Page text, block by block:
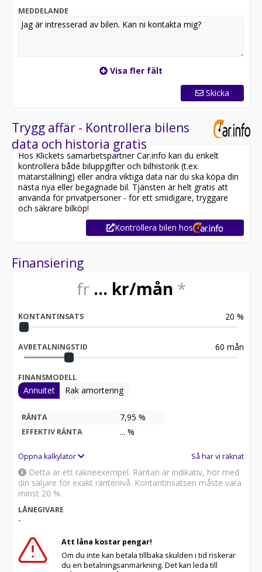
MEDDELANDE
Visa fler fält
Skicka
Trygg affär - Kontrollera bilens
data och historia gratis
Hos Klickets samarbetspartner Car.info kan du enkelt
kontrollera både biluppgifter och bilhistorik (t.ex.
mätarställning) eller andra viktiga data när du ska köpa din
nästa nya eller begagnade bil. Tjänsten är helt gratis att
använda för privatpersoner - för ett smidigare, tryggare
och säkrare bilköp!
Kontrollera bilen hos
Finansiering
9 529kr/mån
KONTANTINSATS 20 %
AVBETALNINGSTID 60 mån
FINANSMODELL
Annuitet Rak amortering
RÄNTA 7,95 %
EFFEKTIV RÄNTA 8,25
Öppna kalkylator Så har vi räknat
Detta är ett räkneexempel. Räntan är indikativ, hör med
din säljare för exakt räntenivå. Kontantinsatsen måste vara
minst 20 %.
LÅNEGIVARE
-
Att låna kostar pengar!
Om du inte kan betala tillbaka skulden i tid riskerar
du en betalningsanmärkning. Det kan leda till